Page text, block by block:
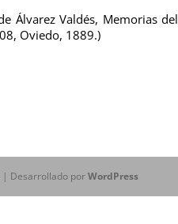
Álvarez Valdés, Memorias del
Oviedo, 1889.)
| Desarrollado porWordPress